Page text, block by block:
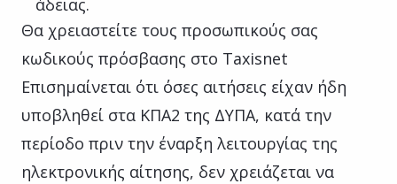
Θα χρειαστείτε τους προσωπικούς σας
κωδικούς πρόσβασης στο Taxisnet
Επισημαίνεται ότι όσες αιτήσεις είχαν ήδη
υποβληθεί στα ΚΠΑ2 της ΔΥΠΑ, κατά την
περίοδο πριν την έναρξη λειτουργίας της
ηλεκτρονικής αίτησης, δεν χρειάζεται να